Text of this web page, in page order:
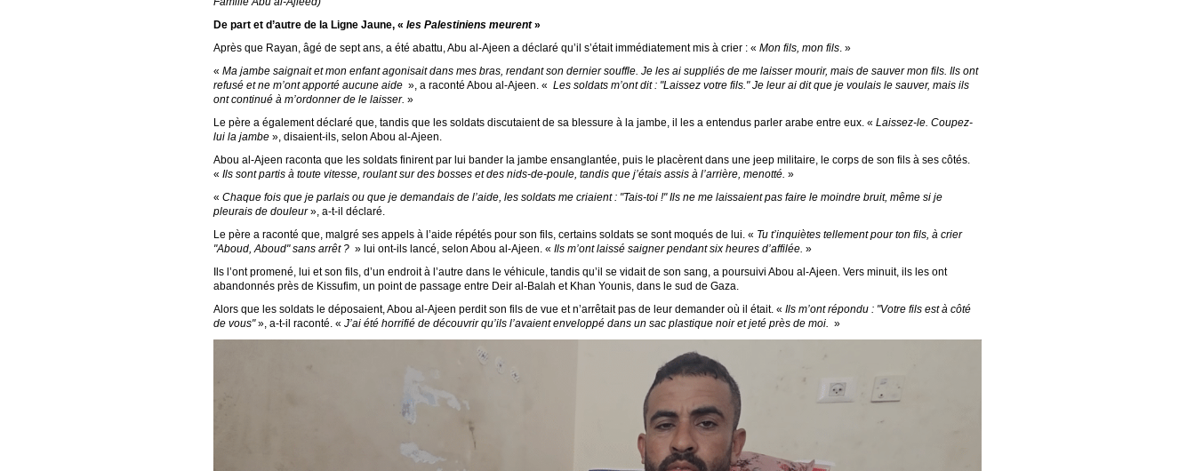
De part et d’autre de la Ligne Jaune, « les Palestiniens meurent»
Après que Rayan, âgé de sept ans, a été abattu, Abu al-Ajeen a déclaré qu’il s’était immédiatement mis à crier : « Mon fils, mon fils. »
« Ma jambe saignait et mon enfant agonisait dans mes bras, rendant son dernier souffle. Je les ai suppliés de me laisser mourir, mais de sauver mon fils. Ils ont
refusé et ne m’ont apporté aucune aide », a raconté Abou al-Ajeen. « Les soldats m’ont dit : "Laissez votre fils." Je leur ai dit que je voulais le sauver, mais ils
ont continué à m’ordonner de le laisser. »
Le père a également déclaré que, tandis que les soldats discutaient de sa blessure à la jambe, il les a entendus parler arabe entre eux. « Laissez-le. Coupez-
lui la jambe », disaient-ils, selon Abou al-Ajeen.
Abou al-Ajeen raconta que les soldats finirent par lui bander la jambe ensanglantée, puis le placèrent dans une jeep militaire, le corps de son fils à ses côtés.
« Ils sont partis à toute vitesse, roulant sur des bosses et des nids-de-poule, tandis que j’étais assis à l’arrière, menotté. »
« Chaque fois que je parlais ou que je demandais de l’aide, les soldats me criaient : "Tais-toi !" Ils ne me laissaient pas faire le moindre bruit, même si je
pleurais de douleur», a-t-il déclaré.
Le père a raconté que, malgré ses appels à l’aide répétés pour son fils, certains soldats se sont moqués de lui. « Tu t’inquiètes tellement pour ton fils, à crier
"Aboud, Aboud" sans arrêt ? » lui ont-ils lancé, selon Abou al-Ajeen. « Ils m’ont laissé saigner pendant six heures d’affilée. »
Ils l’ont promené, lui et son fils, d’un endroit à l’autre dans le véhicule, tandis qu’il se vidait de son sang, a poursuivi Abou al-Ajeen. Vers minuit, ils les ont
abandonnés près de Kissufim, un point de passage entre Deir al-Balah et Khan Younis, dans le sud de Gaza.
Alors que les soldats le déposaient, Abou al-Ajeen perdit son fils de vue et n’arrêtait pas de leur demander où il était. « Ils m’ont répondu : "Votre fils est à côté
de vous"», a-t-il raconté. « J’ai été horrifié de découvrir qu’ils l’avaient enveloppé dans un sac plastique noir et jeté près de moi. »